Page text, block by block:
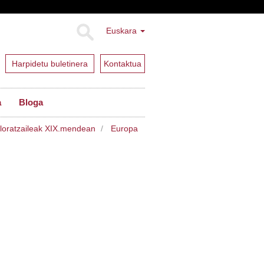
Euskara
Harpidetu buletinera Kontaktua
Bloga
XIX.mendean Europa